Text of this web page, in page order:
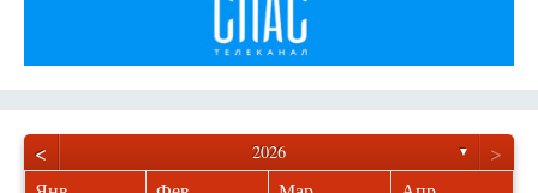
< 2026 ▼ >